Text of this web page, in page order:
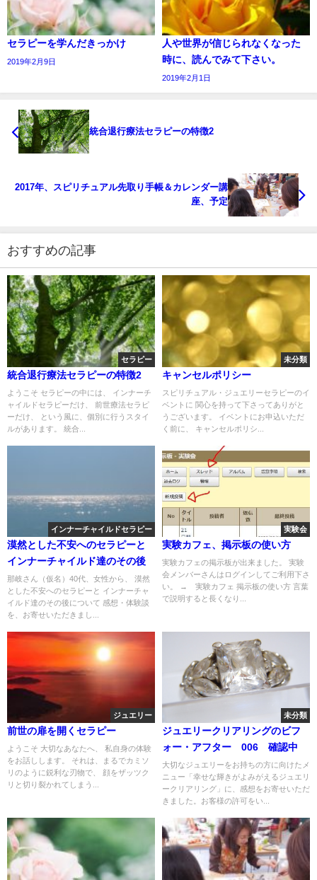
セラピーを学んだきっかけ
2019年2月9日
人や世界が信じられなくなった
時に、読んでみて下さい。
2019年2月1日
統合退行療法セラピーの特徴2
2017年、スピリチュアル先取り手帳＆カレンダー講
座、予定
おすすめの記事
セラピー
統合退行療法セラピーの特徴2
ようこそ セラピーの中には、 インナーチ
ャイルドセラピーだけ、 前世療法セラピ
ーだけ、 という風に、個別に行うスタイ
ルがあります。 統合...
未分類
キャンセルポリシー
スピリチュアル・ジュエリーセラピーのイ
ベントに 関心を持って下さってありがと
うございます。 イベントにお申込いただ
く前に、 キャンセルポリシ...
インナーチャイルドセラピー
漠然とした不安へのセラピーと
インナーチャイルド達のその後
那岐さん（仮名）40代、女性から、 漠然
とした不安へのセラピーと インナーチャ
イルド達のその後について 感想・体験談
を、お寄せいただきまし...
実験会
実験カフェ、掲示板の使い方
実験カフェの掲示板が出来ました。 実験
会メンバーさんはログインしてご利用下さ
い。 → 実験カフェ 掲示板の使い方 言葉
で説明すると長くなり...
ジュエリー
前世の扉を開くセラピー
ようこそ 大切なあなたへ、 私自身の体験
をお話しします。 それは、まるでカミソ
リのように鋭利な刃物で、 顔をザッツク
リと切り裂かれてしまう...
未分類
ジュエリークリアリングのビフ
ォー・アフター 006 確認中
大切なジュエリーをお持ちの方に向けたメ
ニュー「幸せな輝きがよみがえるジュエリ
ークリアリング」に、感想をお寄せいただ
きました。お客様の許可をい...